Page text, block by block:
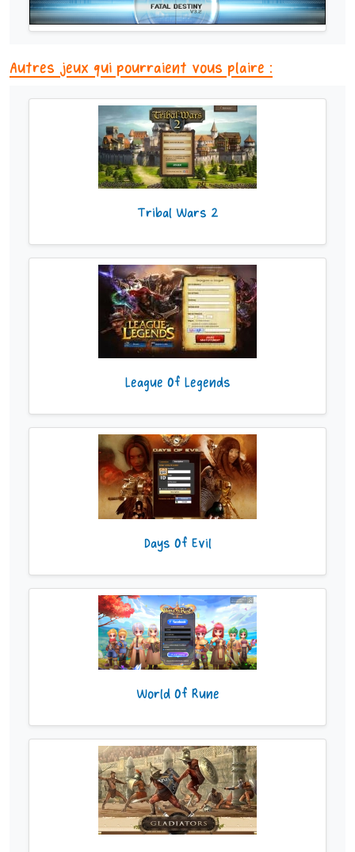
Autres jeux qui pourraient vous plaire :
Tribal Wars 2
League Of Legends
Days Of Evil
World Of Rune